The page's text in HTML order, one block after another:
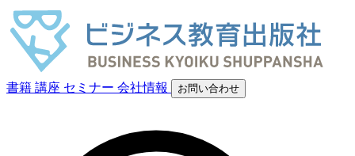
書籍 講座 セミナー 会社情報 お問い合わせ